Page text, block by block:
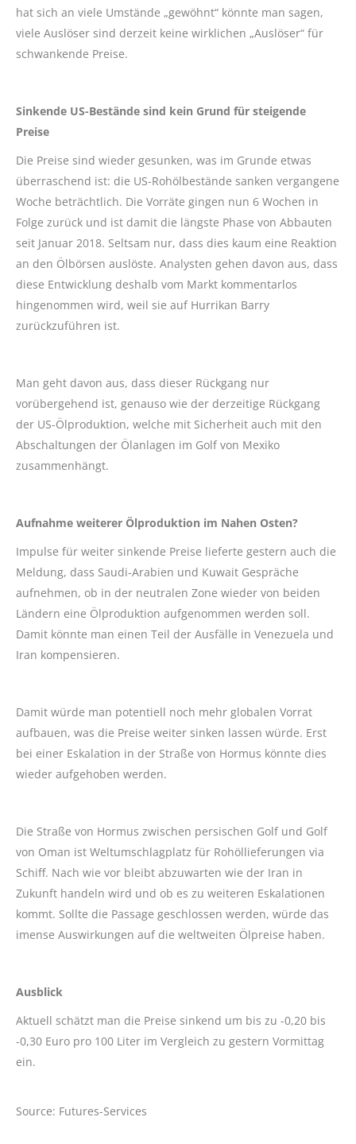
hat sich an viele Umstände „gewöhnt“ könnte man sagen,
viele Auslöser sind derzeit keine wirklichen „Auslöser“ für
schwankende Preise.
Sinkende US-Bestände sind kein Grund für steigende
Preise
Die Preise sind wieder gesunken, was im Grunde etwas
überraschend ist: die US-Rohölbestände sanken vergangene
Woche beträchtlich. Die Vorräte gingen nun 6 Wochen in
Folge zurück und ist damit die längste Phase von Abbauten
seit Januar 2018. Seltsam nur, dass dies kaum eine Reaktion
an den Ölbörsen auslöste. Analysten gehen davon aus, dass
diese Entwicklung deshalb vom Markt kommentarlos
hingenommen wird, weil sie auf Hurrikan Barry
zurückzuführen ist.
Man geht davon aus, dass dieser Rückgang nur
vorübergehend ist, genauso wie der derzeitige Rückgang
der US-Ölproduktion, welche mit Sicherheit auch mit den
Abschaltungen der Ölanlagen im Golf von Mexiko
zusammenhängt.
Aufnahme weiterer Ölproduktion im Nahen Osten?
Impulse für weiter sinkende Preise lieferte gestern auch die
Meldung, dass Saudi-Arabien und Kuwait Gespräche
aufnehmen, ob in der neutralen Zone wieder von beiden
Ländern eine Ölproduktion aufgenommen werden soll.
Damit könnte man einen Teil der Ausfälle in Venezuela und
Iran kompensieren.
Damit würde man potentiell noch mehr globalen Vorrat
aufbauen, was die Preise weiter sinken lassen würde. Erst
bei einer Eskalation in der Straße von Hormus könnte dies
wieder aufgehoben werden.
Die Straße von Hormus zwischen persischen Golf und Golf
von Oman ist Weltumschlagplatz für Rohöllieferungen via
Schiff. Nach wie vor bleibt abzuwarten wie der Iran in
Zukunft handeln wird und ob es zu weiteren Eskalationen
kommt. Sollte die Passage geschlossen werden, würde das
imense Auswirkungen auf die weltweiten Ölpreise haben.
Ausblick
Aktuell schätzt man die Preise sinkend um bis zu -0,20 bis
-0,30 Euro pro 100 Liter im Vergleich zu gestern Vormittag
ein.
Source: Futures-Services